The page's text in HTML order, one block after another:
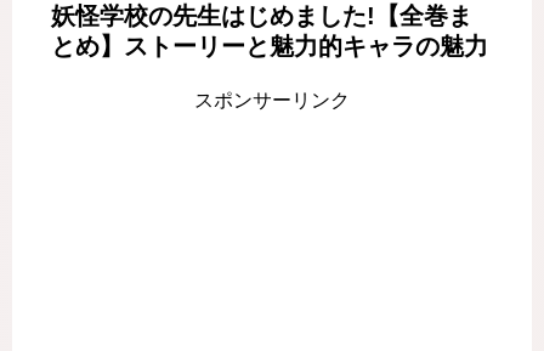
妖怪学校の先生はじめました!【全巻ま
とめ】ストーリーと魅力的キャラの魅力
スポンサーリンク